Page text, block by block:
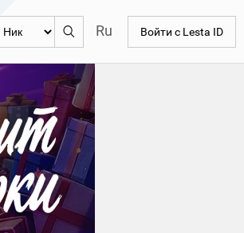
Ru Войти с Lesta ID